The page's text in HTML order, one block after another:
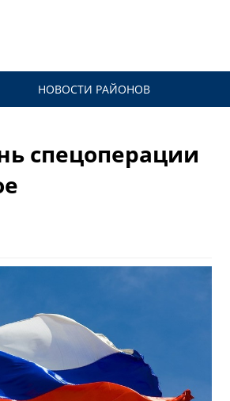
НОВОСТИ РАЙОНОВ
спецоперации